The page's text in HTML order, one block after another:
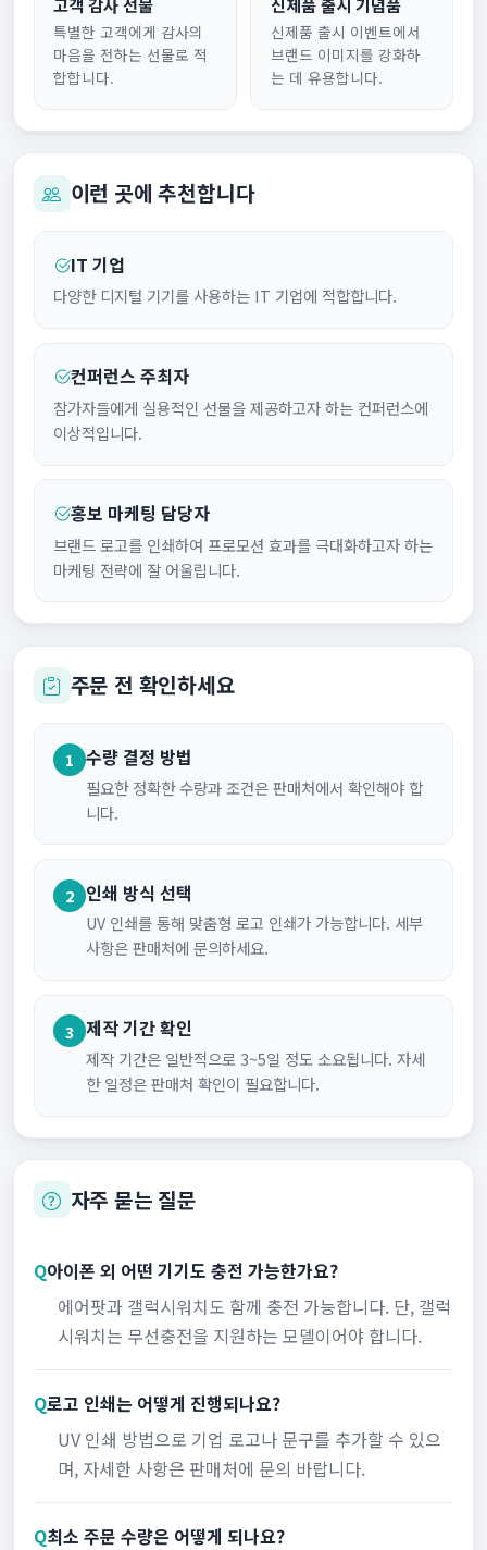
특별한 고객에게 감사의
마음을 전하는 선물로 적
합합니다.
신제품 출시 이벤트에서
브랜드 이미지를 강화하
는 데 유용합니다.
이런 곳에 추천합니다
IT 기업
다양한 디지털 기기를 사용하는 IT 기업에 적합합니다.
컨퍼런스 주최자
참가자들에게 실용적인 선물을 제공하고자 하는 컨퍼런스에
이상적입니다.
홍보 마케팅 담당자
브랜드 로고를 인쇄하여 프로모션 효과를 극대화하고자 하는
마케팅 전략에 잘 어울립니다.
주문 전 확인하세요
1 수량 결정 방법
필요한 정확한 수량과 조건은 판매처에서 확인해야 합
니다.
2 인쇄 방식 선택
UV 인쇄를 통해 맞춤형 로고 인쇄가 가능합니다. 세부
사항은 판매처에 문의하세요.
3 제작 기간 확인
제작 기간은 일반적으로 3~5일 정도 소요됩니다. 자세
한 일정은 판매처 확인이 필요합니다.
자주 묻는 질문
Q아이폰 외 어떤 기기도 충전 가능한가요?
에어팟과 갤럭시워치도 함께 충전 가능합니다. 단, 갤럭
시워치는 무선충전을 지원하는 모델이어야 합니다.
Q로고 인쇄는 어떻게 진행되나요?
UV 인쇄 방법으로 기업 로고나 문구를 추가할 수 있으
며, 자세한 사항은 판매처에 문의 바랍니다.
Q최소 주문 수량은 어떻게 되나요?